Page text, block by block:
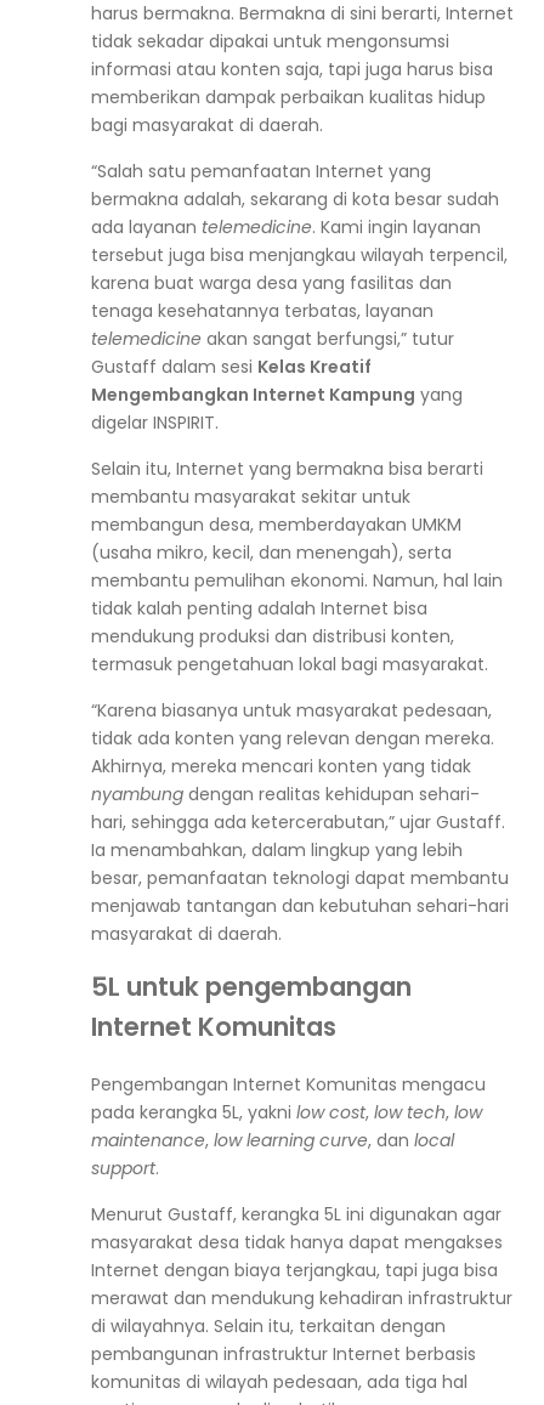
harus bermakna. Bermakna di sini berarti, Internet
tidak sekadar dipakai untuk mengonsumsi
informasi atau konten saja, tapi juga harus bisa
memberikan dampak perbaikan kualitas hidup
bagi masyarakat di daerah.
“Salah satu pemanfaatan Internet yang
bermakna adalah, sekarang di kota besar sudah
ada layanan telemedicine. Kami ingin layanan
tersebut juga bisa menjangkau wilayah terpencil,
karena buat warga desa yang fasilitas dan
tenaga kesehatannya terbatas, layanan
telemedicine akan sangat berfungsi,” tutur
Gustaff dalam sesi Kelas Kreatif
Mengembangkan Internet Kampung yang
digelar INSPIRIT.
Selain itu, Internet yang bermakna bisa berarti
membantu masyarakat sekitar untuk
membangun desa, memberdayakan UMKM
(usaha mikro, kecil, dan menengah), serta
membantu pemulihan ekonomi. Namun, hal lain
tidak kalah penting adalah Internet bisa
mendukung produksi dan distribusi konten,
termasuk pengetahuan lokal bagi masyarakat.
“Karena biasanya untuk masyarakat pedesaan,
tidak ada konten yang relevan dengan mereka.
Akhirnya, mereka mencari konten yang tidak
nyambung dengan realitas kehidupan sehari-
hari, sehingga ada ketercerabutan,” ujar Gustaff.
Ia menambahkan, dalam lingkup yang lebih
besar, pemanfaatan teknologi dapat membantu
menjawab tantangan dan kebutuhan sehari-hari
masyarakat di daerah.
5L untuk pengembangan
Internet Komunitas
Pengembangan Internet Komunitas mengacu
pada kerangka 5L, yakni low cost, low tech, low
maintenance, low learning curve, dan local
support.
Menurut Gustaff, kerangka 5L ini digunakan agar
masyarakat desa tidak hanya dapat mengakses
Internet dengan biaya terjangkau, tapi juga bisa
merawat dan mendukung kehadiran infrastruktur
di wilayahnya. Selain itu, terkaitan dengan
pembangunan infrastruktur Internet berbasis
komunitas di wilayah pedesaan, ada tiga hal